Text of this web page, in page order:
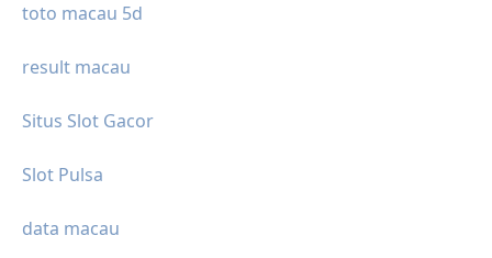
toto macau 5d
result macau
Situs Slot Gacor
Slot Pulsa
data macau